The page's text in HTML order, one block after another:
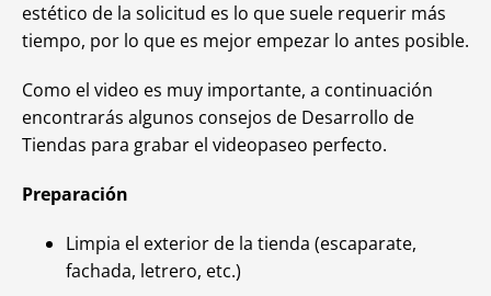
estético de la solicitud es lo que suele requerir más
tiempo, por lo que es mejor empezar lo antes posible.
Como el video es muy importante, a continuación
encontrarás algunos consejos de Desarrollo de
Tiendas para grabar el videopaseo perfecto.
Preparación
Limpia el exterior de la tienda (escaparate,
fachada, letrero, etc.)